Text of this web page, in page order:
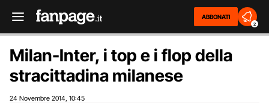
ABBONATI
2
Milan-Inter, i top e i flop della
stracittadina milanese
24 Novembre 2014 10:45